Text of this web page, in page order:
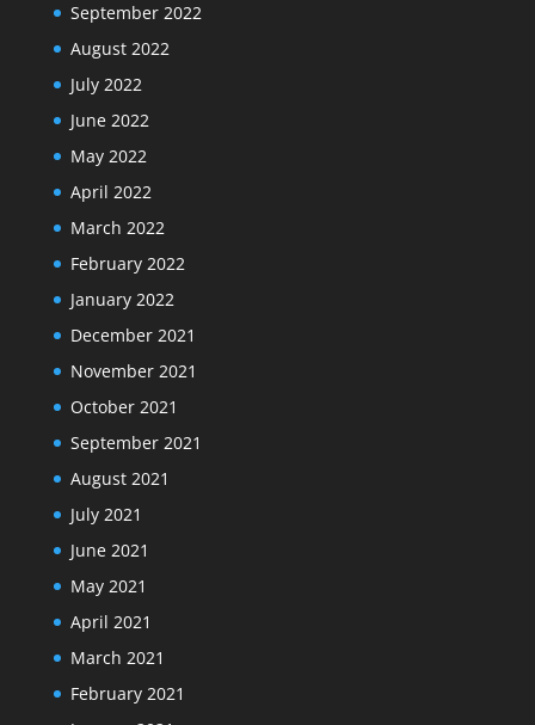
September 2022
August 2022
July 2022
June 2022
May 2022
April 2022
March 2022
February 2022
January 2022
December 2021
November 2021
October 2021
September 2021
August 2021
July 2021
June 2021
May 2021
April 2021
March 2021
February 2021